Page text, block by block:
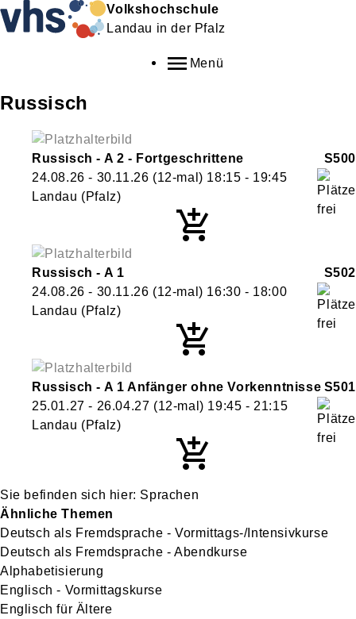
Volkshochschule
Landau in der Pfalz
Menü
Russisch
Russisch - A 2 - Fortgeschrittene
S500
24.08.26 - 30.11.26 (12-mal) 18:15 - 19:45
Landau (Pfalz)
Russisch - A 1
S502
24.08.26 - 30.11.26 (12-mal) 16:30 - 18:00
Landau (Pfalz)
Russisch - A 1 Anfänger ohne Vorkenntnisse S501
25.01.27 - 26.04.27 (12-mal) 19:45 - 21:15
Landau (Pfalz)
Sprachen
Ähnliche Themen
Deutsch als Fremdsprache - Vormittags-/Intensivkurse
Deutsch als Fremdsprache - Abendkurse
Alphabetisierung
Englisch - Vormittagskurse
Englisch für Ältere